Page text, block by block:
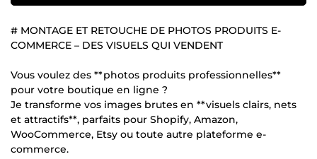
# MONTAGE ET RETOUCHE DE PHOTOS PRODUITS E-
COMMERCE – DES VISUELS QUI VENDENT
Vous voulez des **photos produits professionnelles**
pour votre boutique en ligne ?
Je transforme vos images brutes en **visuels clairs, nets
et attractifs**, parfaits pour Shopify, Amazon,
WooCommerce, Etsy ou toute autre plateforme e-
commerce.